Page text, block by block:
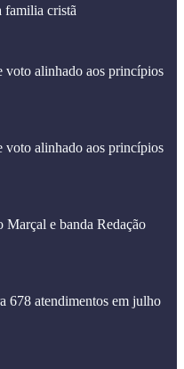
familia cristã
voto alinhado aos princípios
voto alinhado aos princípios
Marçal e banda Redação
678 atendimentos em julho